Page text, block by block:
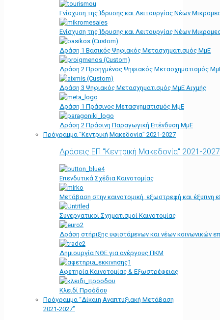
Ενίσχυση της Ίδρυσης και Λειτουργίας Νέων
Ενίσχυση της Ίδρυσης και Λειτουργίας Νέων
Δράση 1 Βασικός Ψηφιακός Μετασχηματισμός ΜμΕ
Δράση 2 Προηγμένος Ψηφιακός Μετασχηματισμός
Δράση 3 Ψηφιακός Μετασχηματισμός ΜμΕ Αιχμής
Δράση 1 Πράσινος Μετασχηματισμός ΜμΕ
Δράση 2 Πράσινη Παραγωγική Επένδυση ΜμΕ
Πρόγραμμα “Κεντρική Μακεδονία” 2021-2027
Δράσεις ΕΠ "Κεντρική Μακεδονία" 2021-2027
Επενδυτικά Σχέδια Καινοτομίας
Μετάβαση στην καινοτομική, εξωστρεφή και έξυπνη
Συνεργατικοί Σχηματισμοί Καινοτομίας
Δράση στήριξης υφιστάμενων και νέων κοινωνικών
Δημιουργία ΝΘΕ για ανέργους ΠΚΜ
Αφετηρία Kαινοτομίας & Εξωστρέφειας
Κλειδί Προόδου
Πρόγραμμα “Δίκαιη Αναπτυξιακή Μετάβαση
2021-2027”